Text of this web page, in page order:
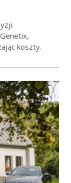
koszty.